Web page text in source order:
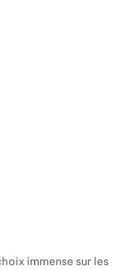
immense sur les